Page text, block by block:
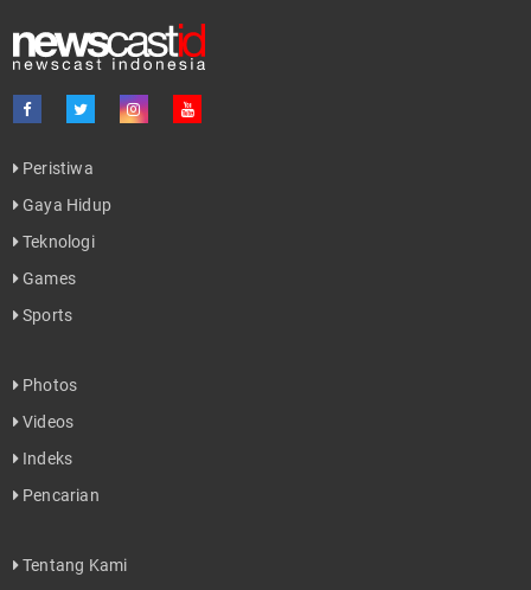
Peristiwa
Gaya Hidup
Teknologi
Games
Sports
Photos
Videos
Indeks
Pencarian
Tentang Kami